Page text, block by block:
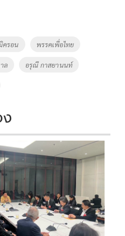
ครอน พรรคเพื่อไทย
ล อรุณี กาสยานนท์